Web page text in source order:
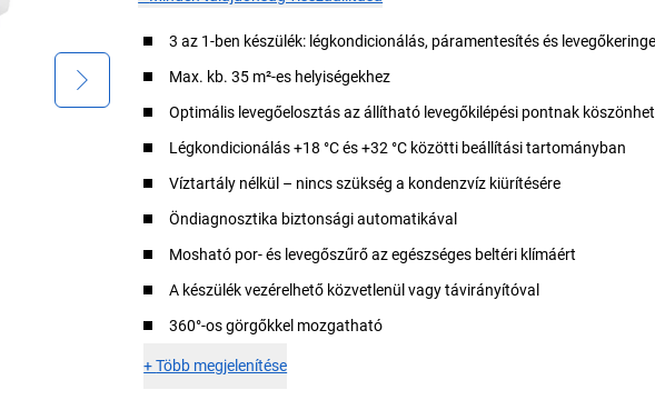
3 az 1-ben készülék: légkondicionálás, páramentesítés és
Max. kb. 35 m²-es helyiségekhez
Optimális levegőelosztás az állítható levegőkilépési pontnak
Légkondicionálás +18 °C és +32 °C közötti beállítási tartományban
Víztartály nélkül – nincs szükség a kondenzvíz kiürítésére
Öndiagnosztika biztonsági automatikával
Mosható por- és levegőszűrő az egészséges beltéri klímáért
A készülék vezérelhető közvetlenül vagy távirányítóval
360°-os görgőkkel mozgatható
+Több megjelenítése